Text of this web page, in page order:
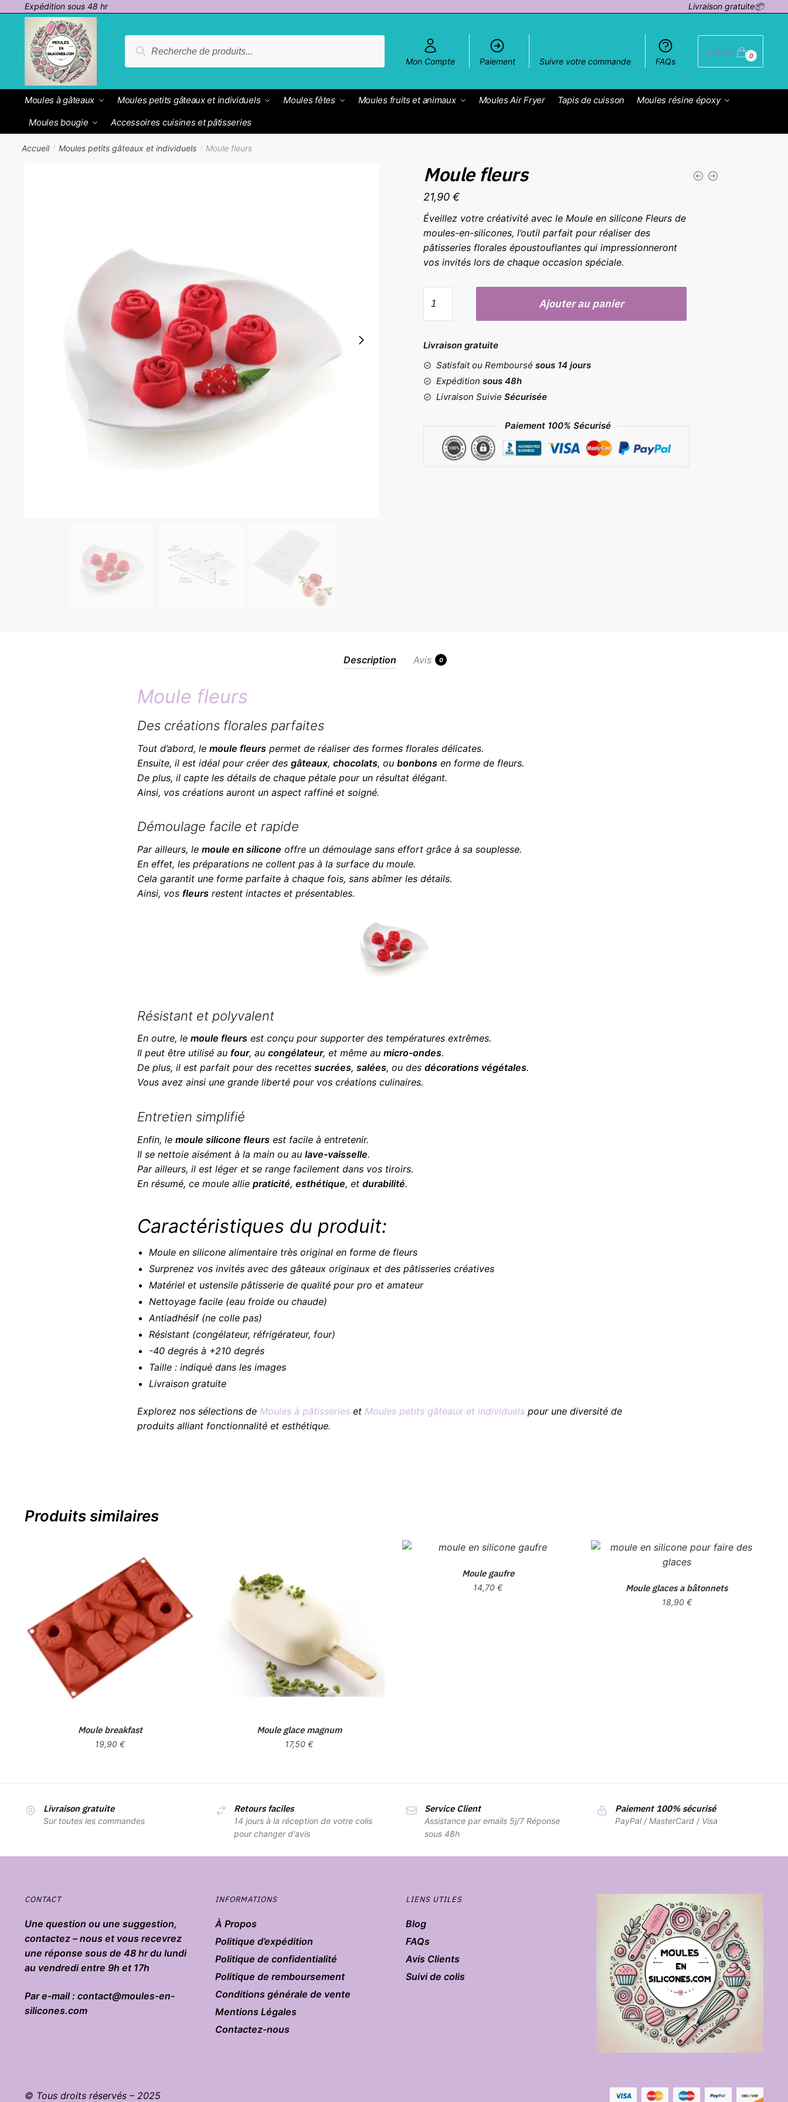
Passer
navigation
contenu
Expédition sous 48 hr Livraison gratuite📦
pour :
Recherche
Mon Compte
Paiement Suivre votre commande FAQs
0,00€ 0
Moules à gâteaux Moules petits gâteaux et individuels Moules fêtes Moules fruits et animaux Moules Air Fryer Tapis de cuisson
Moules résine époxy
Moules bougie
Accessoires cuisines et pâtisseries
Accueil / Moules petits gâteaux et individuels / Moule fleurs
Moule fleurs
21,90€
Éveillez votre créativité avec le Moule en silicone Fleurs de
moules-en-silicones, l’outil parfait pour réaliser des
pâtisseries florales époustouflantes qui impressionneront
vos invités lors de chaque occasion spéciale.
de
Moule
Ajouter au panier
Livraison gratuite
Satisfait ou Remboursésous 14 jours
Expédition sous 48h
Livraison SuivieSécurisée
Paiement 100% Sécurisé
Description Avis 0
Moule fleurs
Des créations florales parfaites
Tout d’abord, le moule fleurspermet de réaliser des formes florales délicates.
Ensuite, il est idéal pour créer des gâteaux, chocolats, ou bonbonsen forme de fleurs.
De plus, il capte les détails de chaque pétale pour un résultat élégant.
Ainsi, vos créations auront un aspect raffiné et soigné.
Démoulage facile et rapide
Par ailleurs, le moule en silicone offre un démoulage sans effort grâce à sa souplesse.
En effet, les préparations ne collent pas à la surface du moule.
Cela garantit une forme parfaite à chaque fois, sans abîmer les détails.
Ainsi, vos fleursrestent intactes et présentables.
Résistant et polyvalent
En outre, le moule fleursest conçu pour supporter des températures extrêmes.
Il peut être utilisé au four, au congélateur, et même au micro-ondes.
De plus, il est parfait pour des recettes sucrées, salées, ou des décorations végétales.
Vous avez ainsi une grande liberté pour vos créations culinaires.
Entretien simplifié
Enfin, le moule silicone fleursest facile à entretenir.
Il se nettoie aisément à la main ou au lave-vaisselle.
Par ailleurs, il est léger et se range facilement dans vos tiroirs.
En résumé, ce moule allie praticité, esthétique, et durabilité.
Caractéristiques du produit:
Moule en silicone alimentaire très original en forme de fleurs
Surprenez vos invités avec des gâteaux originaux et des pâtisseries créatives
Matériel et ustensile pâtisserie de qualité pour pro et amateur
Nettoyage facile (eau froide ou chaude)
Antiadhésif (ne colle pas)
Résistant (congélateur, réfrigérateur, four)
-40 degrés à +210 degrés
Taille : indiqué dans les images
Livraison gratuite
Explorez nos sélections de Moules à pâtisserieset Moules petits gâteaux et individuelspour une diversité de
produits alliant fonctionnalité et esthétique.
Produits similaires
Moule breakfast
19,90€
Moule glace magnum
17,50€
Moule gaufre
14,70€ Moule glaces a bâtonnets
18,90 €
Livraison gratuite
Sur toutes les commandes
Retours faciles
14 jours à la réception de votre colis
pour changer d'avis
Service Client
Assistance par emails 5j/7 Réponse
sous 48h
Paiement 100% sécurisé
PayPal / MasterCard / Visa
CONTACT
Une question ou une suggestion,
contactez – nous et vous recevrez
une réponse sous de 48 hr du lundi
au vendredi entre 9h et 17h
Par e-mail : contact@moules-en-
silicones.com
INFORMATIONS
À Propos
Politique d’expédition
Politique de confidentialité
Politique de remboursement
Conditions générale de vente
Mentions Légales
Contactez-nous
LIENS UTILES
Blog
FAQs
Avis Clients
Suivi de colis
© Tous droits réservés – 2025